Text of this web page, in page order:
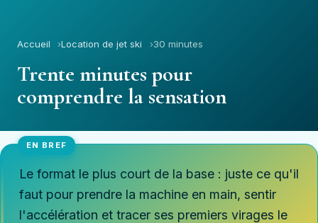
Accueil Location de jet ski 30 minutes
Trente minutes pour
comprendre la sensation
Le format le plus court de la base : juste ce qu'il
faut pour prendre la machine en main, sentir
l'accélération et tracer ses premiers virages le